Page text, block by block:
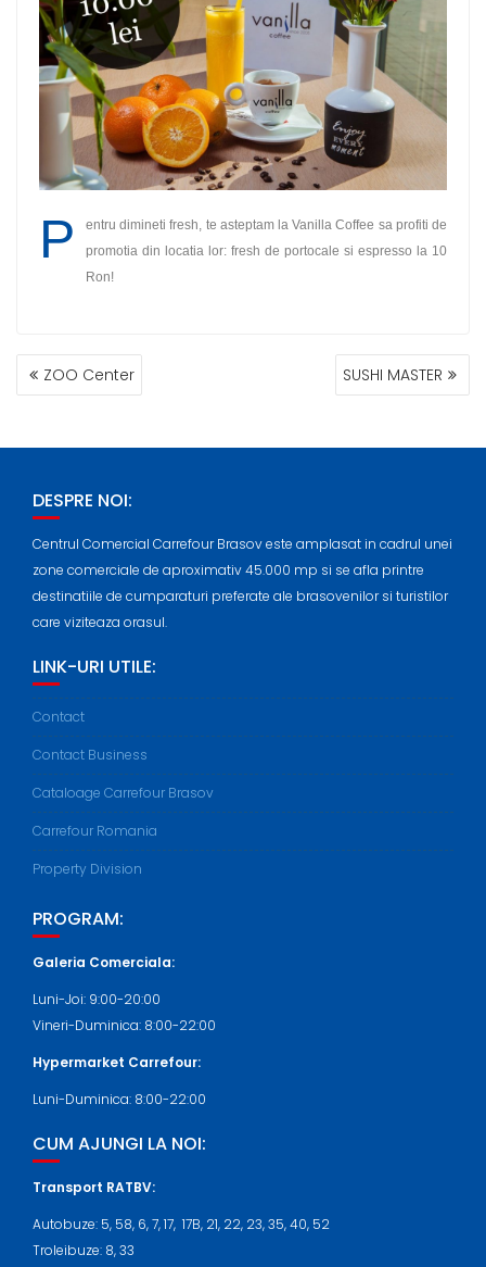
P
entru dimineti fresh, te asteptam la Vanilla Coffee sa profiti de
promotia din locatia lor: fresh de portocale si espresso la 10
Ron!
ZOO Center SUSHI MASTER
DESPRE NOI:
Centrul Comercial Carrefour Brasov este amplasat in cadrul unei
zone comerciale de aproximativ 45.000 mp si se afla printre
destinatiile de cumparaturi preferate ale brasovenilor si turistilor
care viziteaza orasul.
LINK-URI UTILE:
Contact
Contact Business
Cataloage Carrefour Brasov
Carrefour Romania
Property Division
PROGRAM:
Galeria Comerciala:
Luni-Joi: 9:00-20:00
Vineri-Duminica: 8:00-22:00
Hypermarket Carrefour:
Luni-Duminica: 8:00-22:00
CUM AJUNGI LA NOI:
Transport RATBV:
Autobuze: 5, 58, 6, 7, 17, 17B, 21, 22, 23, 35, 40, 52
Troleibuze: 8, 33